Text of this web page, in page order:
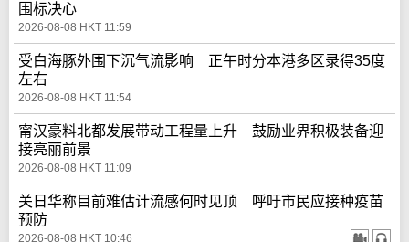
围标决心
2026-08-08 HKT 11:59
受白海豚外围下沉气流影响 正午时分本港多区录得35度
左右
2026-08-08 HKT 11:54
甯汉豪料北都发展带动工程量上升 鼓励业界积极装备迎
接亮丽前景
2026-08-08 HKT 11:09
关日华称目前难估计流感何时见顶 呼吁市民应接种疫苗
预防
2026-08-08 HKT 10:46